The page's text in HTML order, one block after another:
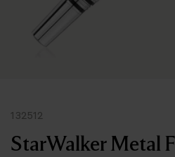
132512
StarWalker Metal